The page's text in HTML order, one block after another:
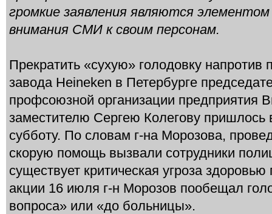
громкие заявления являются
внимания СМИ к своим персонам.
Прекратить «сухую» голодовку напротив
завода Heineken в Петербурге
профсоюзной организации предприятия
заместителю Сергею Колегову пришлось
субботу. По словам г-на Морозова,
скорую помощь вызвали сотрудники
существует критическая угроза
акции 16 июля г-н Морозов пообещал
вопроса» или «до больницы».